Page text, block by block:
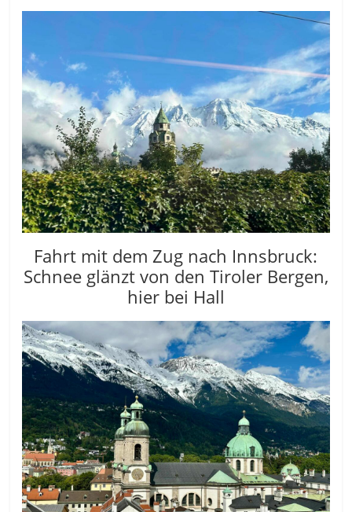
Fahrt mit dem Zug nach Innsbruck:
Schnee glänzt von den Tiroler Bergen,
hier bei Hall